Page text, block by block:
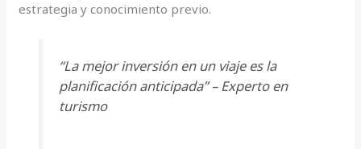
estrategia y conocimiento previo.
“La mejor inversión en un viaje es la
planificación anticipada” – Experto en
turismo